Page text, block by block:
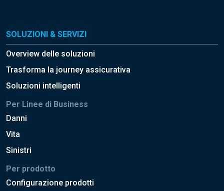
SOLUZIONI & SERVIZI
Overview delle soluzioni
Trasforma la journey assicurativa
Soluzioni intelligenti
Per Linee di Business
Danni
Vita
Sinistri
Per prodotto
Configurazione prodotti